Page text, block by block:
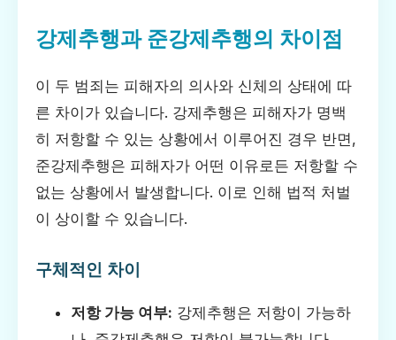
강제추행과 준강제추행의 차이점
이 두 범죄는 피해자의 의사와 신체의 상태에 따
른 차이가 있습니다. 강제추행은 피해자가 명백
히 저항할 수 있는 상황에서 이루어진 경우 반면,
준강제추행은 피해자가 어떤 이유로든 저항할 수
없는 상황에서 발생합니다. 이로 인해 법적 처벌
이 상이할 수 있습니다.
구체적인 차이
저항 가능 여부: 강제추행은 저항이 가능하